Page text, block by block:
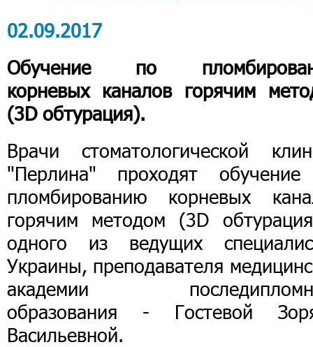
02.09.2017
Обучение по
корневых каналов горячим
(3D обтурация).
Врачи стоматологической
"Перлина" проходят
пломбированию корневых
горячим методом (3D
одного из ведущих
Украины, преподавателя
академии
образования - Гостевой
Васильевной.